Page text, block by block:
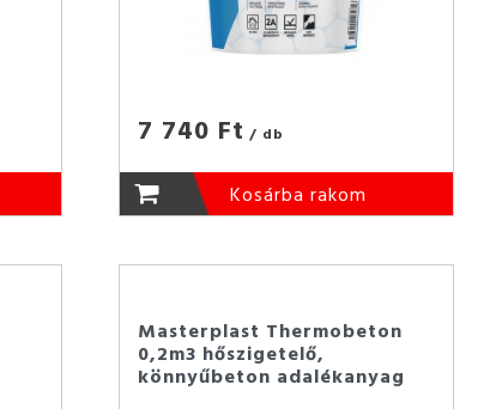
7 740 Ft / db
Kosárba rakom
Masterplast Thermobeton
0,2m3 hőszigetelő,
könnyűbeton adalékanyag